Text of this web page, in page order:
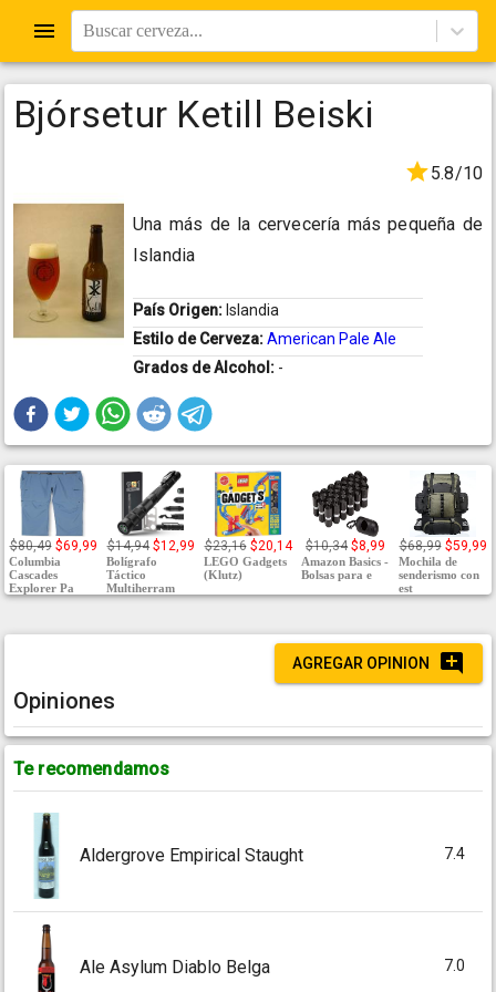
Buscar cerveza...
Bjórsetur Ketill Beiski
5.8/10
Una más de la cervecería más pequeña de
Islandia
País Origen: Islandia
Estilo de Cerveza:American Pale Ale
Grados de Alcohol: -
$80,49 $69,99
Columbia
Cascades
Explorer Pa
$14,94 $12,99
Bolígrafo
Táctico
Multiherram
$23,16 $20,14
LEGO Gadgets
(Klutz)
$10,34 $8,99
Amazon Basics -
Bolsas para e
$68,99 $59,99
Mochila de
senderismo con
est
AGREGAR OPINION
Opiniones
Te recomendamos
Aldergrove Empirical Staught 7.4
Ale Asylum Diablo Belga 7.0